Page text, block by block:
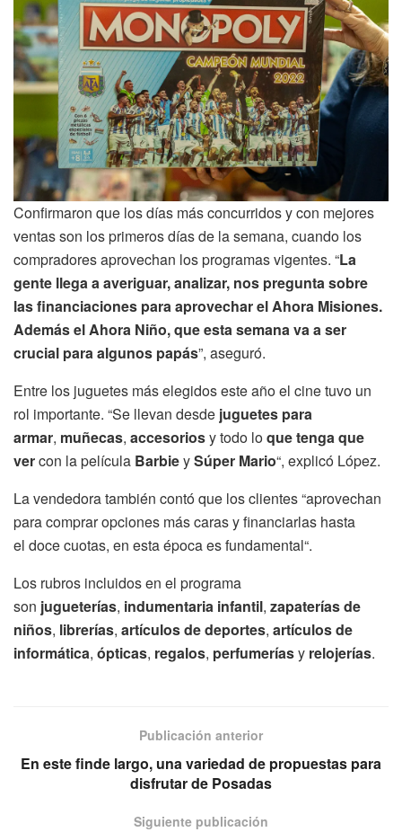
Confirmaron que los días más concurridos y con mejores
ventas son los primeros días de la semana, cuando los
compradores aprovechan los programas vigentes. “La
gente llega a averiguar, analizar, nos pregunta sobre
las financiaciones para aprovechar el Ahora Misiones.
Además el Ahora Niño, que esta semana va a ser
crucial para algunos papás”, aseguró.
Entre los juguetes más elegidos este año el cine tuvo un
rol importante. “Se llevan desde juguetes para
armar, muñecas, accesoriosy todo loque tenga que
vercon la película BarbieySúper Mario“, explicó López.
La vendedora también contó que los clientes “aprovechan
para comprar opciones más caras y financiarlas hasta
el doce cuotas, en esta época es fundamental“.
Los rubros incluidos en el programa
son jugueterías, indumentaria infantil, zapaterías de
niños, librerías, artículos de deportes, artículos de
informática, ópticas, regalos, perfumeríasy relojerías.⁣
Publicación anterior
En este finde largo, una variedad de propuestas para
disfrutar de Posadas
Siguiente publicación